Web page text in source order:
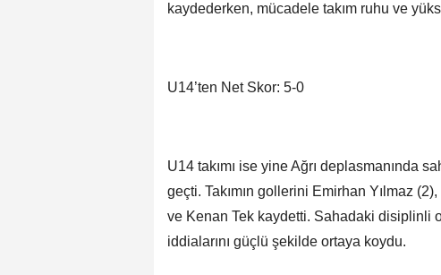
kaydederken, mücadele takım ruhu ve
U14’ten Net Skor: 5-0
U14 takımı ise yine Ağrı deplasmanında
geçti. Takımın gollerini Emirhan Yılmaz
ve Kenan Tek kaydetti. Sahadaki disiplinli
iddialarını güçlü şekilde ortaya koydu.